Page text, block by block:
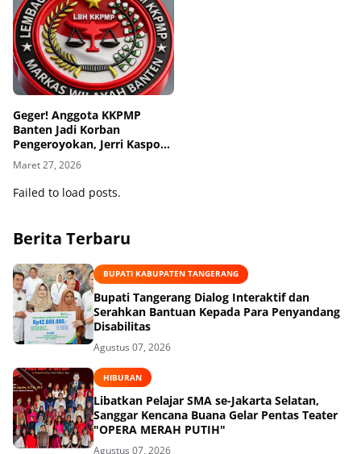
Geger! Anggota KKPMP
Banten Jadi Korban
Pengeroyokan, Jerri Kaspor
Desak Polres Serang Sikat
Habis Premanisme!
Maret 27, 2026
Failed to load posts.
Berita Terbaru
BUPATI KABUPATEN TANGERANG
Bupati Tangerang Dialog Interaktif dan
Serahkan Bantuan Kepada Para Penyandang
Disabilitas
Agustus 07, 2026
HIBURAN
Libatkan Pelajar SMA se-Jakarta Selatan,
Sanggar Kencana Buana Gelar Pentas Teater
"OPERA MERAH PUTIH"
Agustus 07, 2026